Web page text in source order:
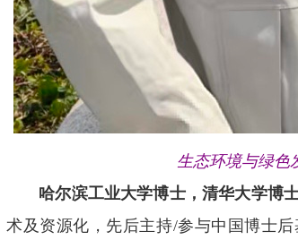
生态环境与绿色
哈尔滨工业大学博士，清华大学博士
术及资源化，先后主持/参与中国博士